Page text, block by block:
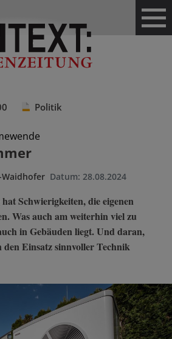
Politik
Waidhofer Datum: 28.08.2024
Schwierigkeiten, die eigenen
Was auch am weiterhin viel zu
in Gebäuden liegt. Und daran,
den Einsatz sinnvoller Technik